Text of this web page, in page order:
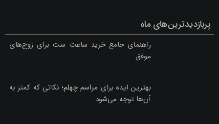
پربازدیدترین‌های ماه
راهنمای جامع خرید ساعت ست برای زوج‌های
موفق
بهترین ایده برای مراسم چهلم؛ نکاتی که کمتر به
آن‌ها توجه می‌شود